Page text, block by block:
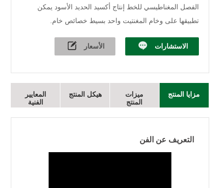
الفصل المغناطيسي للخط إنتاج أكسيد الحديد الأسود يمكن
تطبيقها على وخام المغنتيت واحد بسيط خصائص خام.
الاستشارات الأسعار
مزايا المنتج
ميزات
المنتج
هيكل المنتج
المعايير
الفنية
التعريف عن الفن